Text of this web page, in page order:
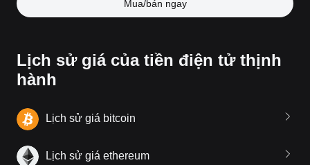
Mua/bán ngay
Lịch sử giá của tiền điện tử thịnh
hành
Lịch sử giá bitcoin
Lịch sử giá ethereum